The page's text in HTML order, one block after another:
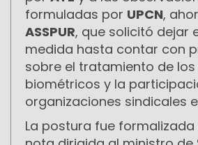
formuladas por UPCN,
ASSPUR, que solicitó dejar
medida hasta contar con
sobre el tratamiento de
biométricos y la
organizaciones sindicales
La postura fue